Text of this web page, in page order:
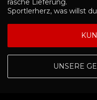
rasche Lieferung.
Sportlerherz, was willst
UNSERE